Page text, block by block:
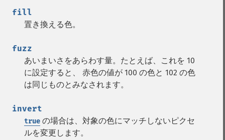
fill
置き換える色。
fuzz
あいまいさをあらわす量。たとえば、これを 10
に設定すると、 赤色の値が 100 の色と 102 の色
は同じものとみなされます。
invert
true の場合は、対象の色にマッチしないピクセ
ルを変更します。
distortImage
drawImage
edgeImage
encipherImage
enhanceImage
equalizeImage
evaluateImage
extentImage
flipImage